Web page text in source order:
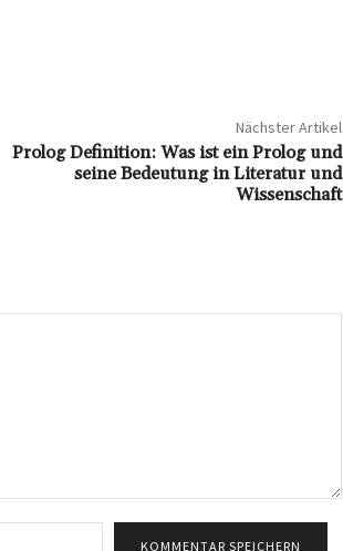
Nächster Artikel
Prolog Definition: Was ist ein Prolog und
seine Bedeutung in Literatur und
Wissenschaft